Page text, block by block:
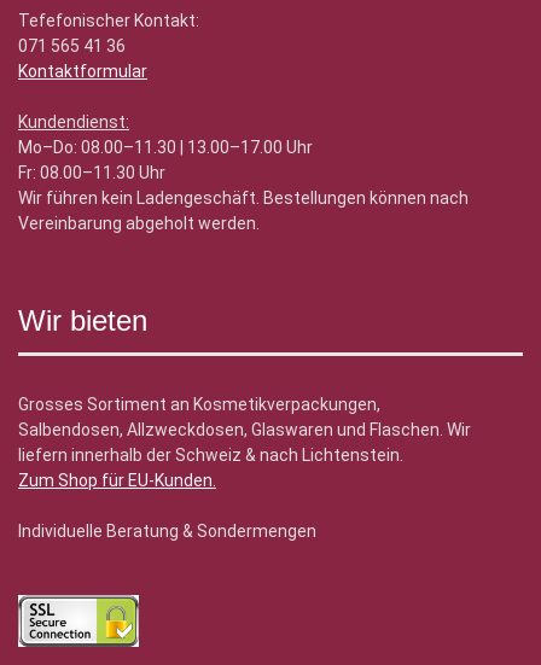
Tefefonischer Kontakt:
071 565 41 36
Kontaktformular
Kundendienst:
Mo–Do: 08.00–11.30 | 13.00–17.00 Uhr
Fr: 08.00–11.30 Uhr
Wir führen kein Ladengeschäft. Bestellungen können nach
Vereinbarung abgeholt werden.
Wir bieten
Grosses Sortiment an Kosmetikverpackungen,
Salbendosen, Allzweckdosen, Glaswaren und Flaschen. Wir
liefern innerhalb der Schweiz & nach Lichtenstein.
Zum Shop für EU-Kunden.
Individuelle Beratung & Sondermengen